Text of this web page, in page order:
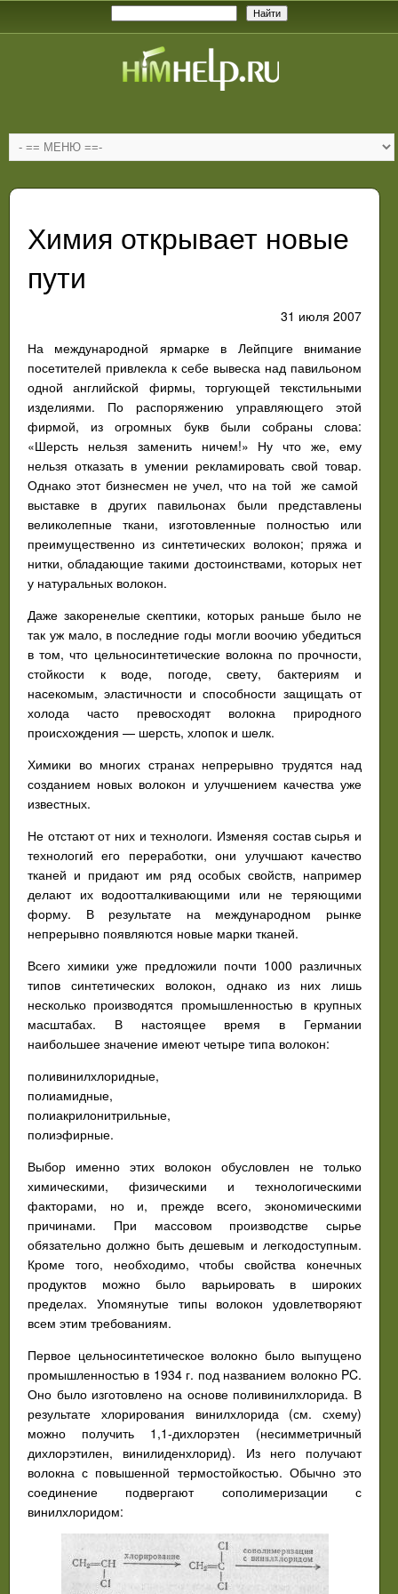
Химия открывает новые
пути
31 июля 2007
На международной ярмарке в Лейпциге внимание
посетителей привлекла к себе вывеска над павильоном
одной английской фирмы, торгующей текстильными
изделиями. По распоряжению управляющего этой
фирмой, из огромных букв были собраны слова:
«Шерсть нельзя заменить ничем!» Ну что же, ему
нельзя отказать в умении рекламировать свой товар.
Однако этот бизнесмен не учел, что на той же самой
выставке в других павильонах были представлены
великолепные ткани, изготовленные полностью или
преимущественно из синтетических волокон; пряжа и
нитки, обладающие такими достоинствами, которых нет
у натуральных волокон.
Даже закоренелые скептики, которых раньше было не
так уж мало, в последние годы могли воочию убедиться
в том, что цельносинтетические волокна по прочности,
стойкости к воде, погоде, свету, бактериям и
насекомым, эластичности и способности защищать от
холода часто превосходят волокна природного
происхождения — шерсть, хлопок и шелк.
Химики во многих странах непрерывно трудятся над
созданием новых волокон и улучшением качества уже
известных.
Не отстают от них и технологи. Изменяя состав сырья и
технологий его переработки, они улучшают качество
тканей и придают им ряд особых свойств, например
делают их водоотталкивающими или не теряющими
форму. В результате на международном рынке
непрерывно появляются новые марки тканей.
Всего химики уже предложили почти 1000 различных
типов синтетических волокон, однако из них лишь
несколько производятся промышленностью в крупных
масштабах. В настоящее время в Германии
наибольшее значение имеют четыре типа волокон:
поливинилхлоридные,
полиамидные,
полиакрилонитрильные,
полиэфирные.
Выбор именно этих волокон обусловлен не только
химическими, физическими и технологическими
факторами, но и, прежде всего, экономическими
причинами. При массовом производстве сырье
обязательно должно быть дешевым и легкодоступным.
Кроме того, необходимо, чтобы свойства конечных
продуктов можно было варьировать в широких
пределах. Упомянутые типы волокон удовлетворяют
всем этим требованиям.
Первое цельносинтетическое волокно было выпущено
промышленностью в 1934 г. под названием волокно PC.
Оно было изготовлено на основе поливинилхлорида. В
результате хлорирования винилхлорида (см. схему)
можно получить 1,1-дихлорэтен (несимметричный
дихлорэтилен, винилиденхлорид). Из него получают
волокна с повышенной термостойкостью. Обычно это
соединение подвергают сополимеризации с
винилхлоридом: